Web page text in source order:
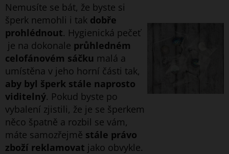
Nemusíte se bát, že byste si
šperk nemohli i tak dobře
prohlédnout. Hygienická pečeť
je na dokonale průhledném
celofánovém sáčku malá a
umístěna v jeho horní části tak,
aby byl šperk stále naprosto
viditelný. Pokud byste po
vybalení zjistili, že je se šperkem
něco špatně a rozbil se vám,
máte samozřejmě stále právo
zboží reklamovat jako obvykle.